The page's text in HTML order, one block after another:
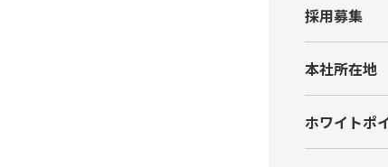
採⽤募集
本社所在地
ホワイトポ